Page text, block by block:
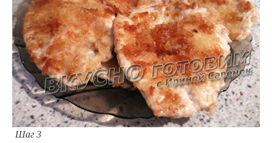
Шаг 3